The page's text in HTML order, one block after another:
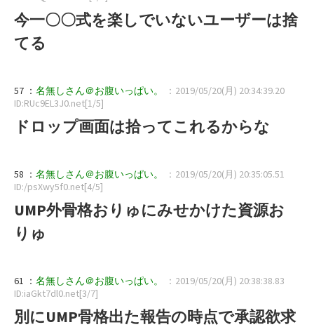
今一〇〇式を楽しでいないユーザーは捨
てる
57 ： 名無しさん＠お腹いっぱい。
：2019/05/20(月) 20:34:39.20
ID:RUc9EL3J0.net[1/5]
ドロップ画面は拾ってこれるからな
58 ： 名無しさん＠お腹いっぱい。
：2019/05/20(月) 20:35:05.51
ID:/psXwy5f0.net[4/5]
UMP外骨格おりゅにみせかけた資源お
りゅ
61 ： 名無しさん＠お腹いっぱい。
：2019/05/20(月) 20:38:38.83
ID:iaGkt7dl0.net[3/7]
別にUMP骨格出た報告の時点で承認欲求